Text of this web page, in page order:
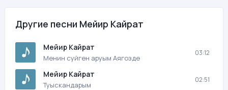
Другие песни Мейир Кайрат
Мейир Кайрат
Менин суйген аруым Аягозде
03:12
Мейир Кайрат
Туыскандарым
02:51